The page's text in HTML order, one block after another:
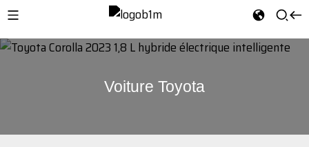
Voiture Toyota